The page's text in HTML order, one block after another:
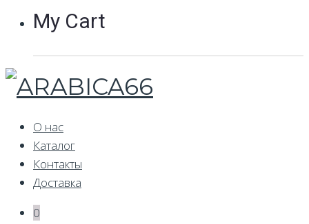
My Cart
О нас
Каталог
Контакты
Доставка
0